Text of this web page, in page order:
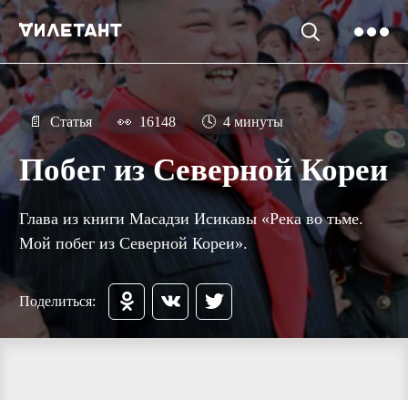
📄 Статья 👀 16148 🕓 4 минуты
Побег из Северной Кореи
Глава из книги Масадзи Исикавы «Река во тьме.
Мой побег из Северной Кореи».
Поделиться: